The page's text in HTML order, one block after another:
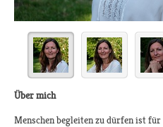
Über mich
Menschen begleiten zu dürfen ist